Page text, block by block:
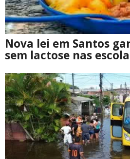
Nova lei em Santos
sem lactose nas